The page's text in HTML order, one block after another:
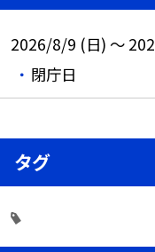
2026/8/9 (日) ～
閉庁日
タグ